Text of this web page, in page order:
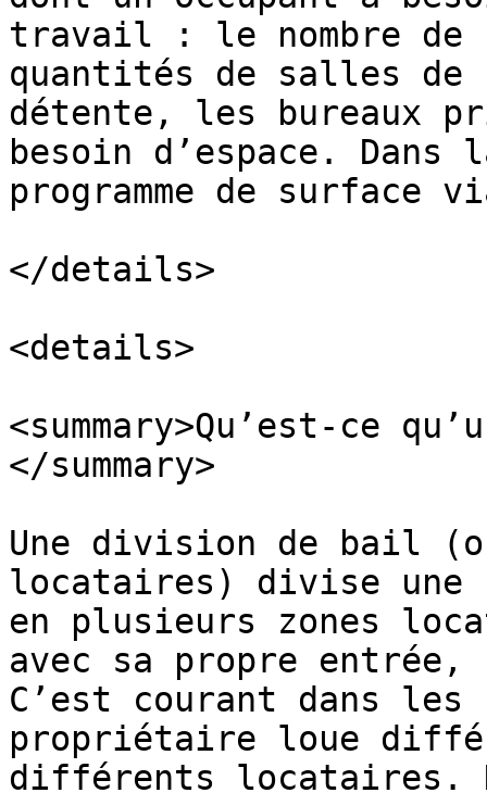
travail : le nombre de
quantités de salles de
détente, les bureaux
besoin d’espace.
programme de surface
</details>
<details>
<summary>Qu’est-ce
</summary>
Une division de bail
locataires) divise une
en plusieurs zones
avec sa propre
C’est courant dans les
propriétaire loue
différents locataires.